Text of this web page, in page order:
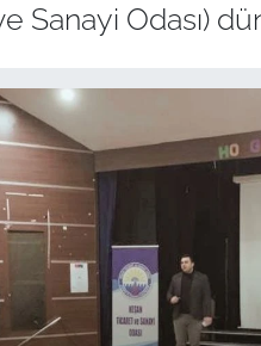
Sanayi Odası)